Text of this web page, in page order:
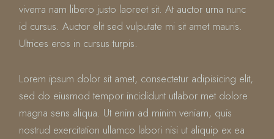
viverra nam libero justo laoreet sit. At auctor urna nunc
id cursus. Auctor elit sed vulputate mi sit amet mauris.
Ultrices eros in cursus turpis.
Lorem ipsum dolor sit amet, consectetur adipisicing elit,
sed do eiusmod tempor incididunt utlabor met dolore
magna sens aliqua. Ut enim ad minim veniam, quis
nostrud exercitation ullamco labori nisi ut aliquip ex ea